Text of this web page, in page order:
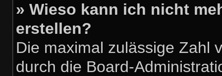
» Wieso kann ich nicht
erstellen?
Die maximal zulässige Zahl
durch die Board-